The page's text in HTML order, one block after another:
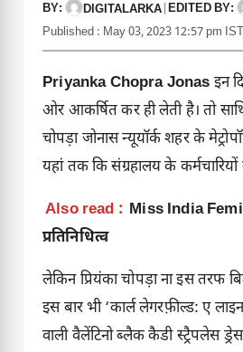
BY: DIGITALARKA EDITED BY:
Published : May 03, 2023 12:57 pm
Priyanka Chopra Jonas इन
ओर आकर्षित कर ही लेती है। तो
चोपड़ा जोनास न्यूयॉर्क शहर के
यहां तक कि संग्रहालय के
Also read : Miss India
प्रतिनिधित्व
लेकिन प्रियंका चोपड़ा ना इस तरफ
इस बार भी ‘कार्ल लेगरफ़ील्ड: ए
वाली वैलेंटिनो ब्लैक कैडी स्ट्रैपलेस